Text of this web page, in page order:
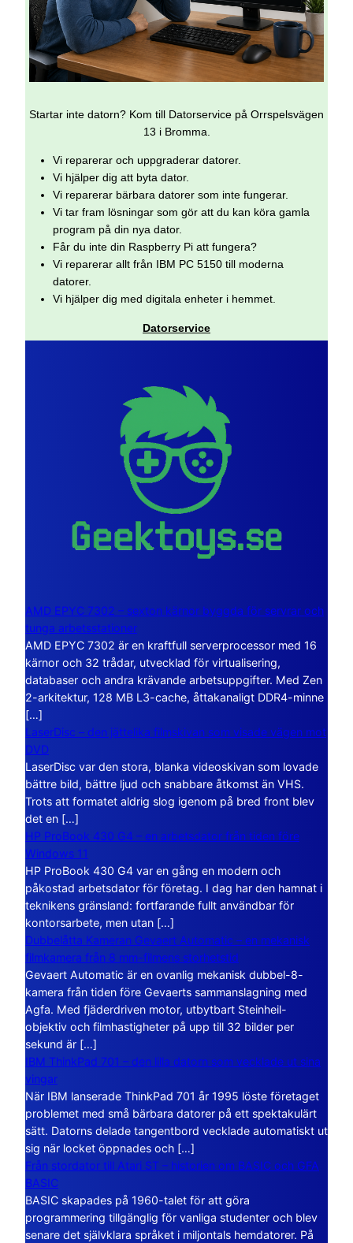
Startar inte datorn? Kom till Datorservice på Orrspelsvägen
13 i Bromma.
Vi reparerar och uppgraderar datorer.
Vi hjälper dig att byta dator.
Vi reparerar bärbara datorer som inte fungerar.
Vi tar fram lösningar som gör att du kan köra gamla
program på din nya dator.
Får du inte din Raspberry Pi att fungera?
Vi reparerar allt från IBM PC 5150 till moderna
datorer.
Vi hjälper dig med digitala enheter i hemmet.
Datorservice
AMD EPYC 7302 – sexton kärnor byggda för servrar och
tunga arbetsstationer
AMD EPYC 7302 är en kraftfull serverprocessor med 16
kärnor och 32 trådar, utvecklad för virtualisering,
databaser och andra krävande arbetsuppgifter. Med Zen
2-arkitektur, 128 MB L3-cache, åttakanaligt DDR4-minne
[…]
LaserDisc – den jättelika filmskivan som visade vägen mot
DVD
LaserDisc var den stora, blanka videoskivan som lovade
bättre bild, bättre ljud och snabbare åtkomst än VHS.
Trots att formatet aldrig slog igenom på bred front blev
det en […]
HP ProBook 430 G4 – en arbetsdator från tiden före
Windows 11
HP ProBook 430 G4 var en gång en modern och
påkostad arbetsdator för företag. I dag har den hamnat i
teknikens gränsland: fortfarande fullt användbar för
kontorsarbete, men utan […]
Dubbelåtta Kameran Gevaert Automatic – en mekanisk
filmkamera från 8 mm-filmens storhetstid
Gevaert Automatic är en ovanlig mekanisk dubbel-8-
kamera från tiden före Gevaerts sammanslagning med
Agfa. Med fjäderdriven motor, utbytbart Steinheil-
objektiv och filmhastigheter på upp till 32 bilder per
sekund är […]
IBM ThinkPad 701 – den lilla datorn som vecklade ut sina
vingar
När IBM lanserade ThinkPad 701 år 1995 löste företaget
problemet med små bärbara datorer på ett spektakulärt
sätt. Datorns delade tangentbord vecklade automatiskt ut
sig när locket öppnades och […]
Från stordator till Atari ST – historien om BASIC och GFA
BASIC
BASIC skapades på 1960-talet för att göra
programmering tillgänglig för vanliga studenter och blev
senare det självklara språket i miljontals hemdatorer. På